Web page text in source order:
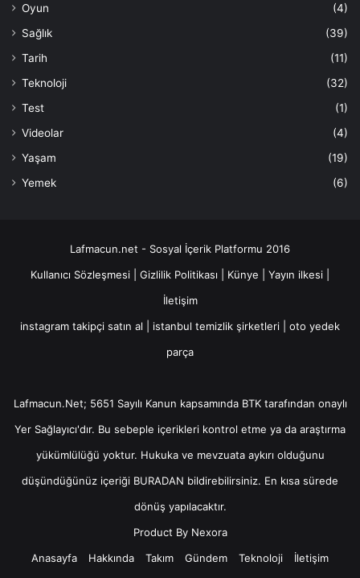
Oyun
(4)
Sağlık
(39)
Tarih
(11)
Teknoloji
(32)
Test
(1)
Videolar
(4)
Yaşam
(19)
Yemek
(6)
Lafmacun.net - Sosyal İçerik Platformu 2016
Kullanıcı Sözleşmesi
Gizlilik Politikası Künye Yayın ilkesi
İletişim
instagram takipçi satın al
istanbul temizlik şirketleri
oto yedek
parça
Lafmacun.Net; 5651 Sayılı Kanun kapsamında BTK tarafından onaylı
Yer Sağlayıcı'dır. Bu sebeple içerikleri kontrol etme ya da araştırma
yükümlülüğü yoktur. Hukuka ve mevzuata aykırı olduğunu
düşündüğünüz içeriği BURADAN bildirebilirsiniz. En kısa sürede
dönüş yapılacaktır.
Product By Nexora
Anasayfa
Hakkında Takım Gündem Teknoloji İletişim